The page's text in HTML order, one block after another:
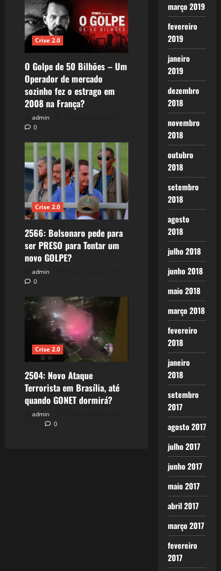
Crise 2.0
O Golpe de 50 Bilhões – Um
Operador de mercado
sozinho fez o estrago em
2008 na França?
admin
0
Crise 2.0
2566: Bolsonaro pede para
ser PRESO para Tentar um
novo GOLPE?
admin
0
Crise 2.0
2504: Novo Ataque
Terrorista em Brasília, até
quando GONET dormirá?
admin
0
março 2019
fevereiro
2019
janeiro
2019
dezembro
2018
novembro
2018
outubro
2018
setembro
2018
agosto
2018
julho 2018
junho 2018
maio 2018
março 2018
fevereiro
2018
janeiro
2018
setembro
2017
agosto 2017
julho 2017
junho 2017
maio 2017
abril 2017
março 2017
fevereiro
2017